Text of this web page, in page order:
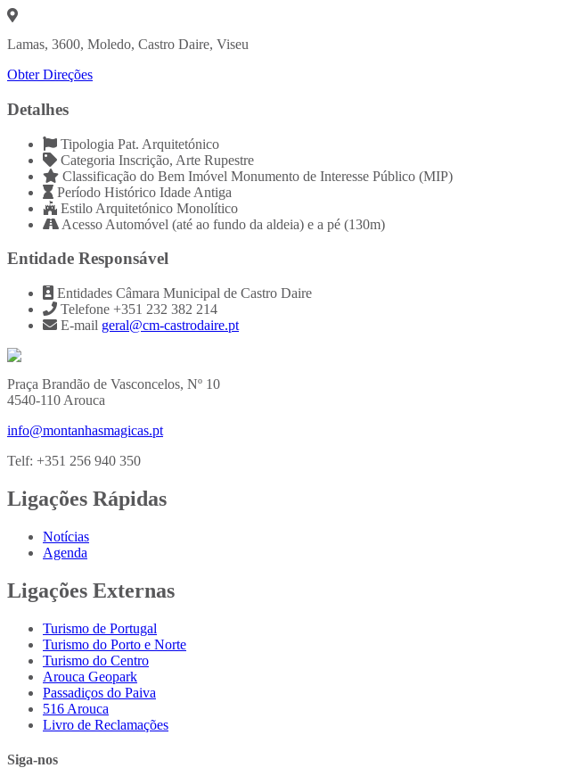
Lamas, 3600, Moledo, Castro Daire, Viseu
Obter Direções
Detalhes
Tipologia Pat. Arquitetónico
Categoria Inscrição, Arte Rupestre
Classificação do Bem Imóvel Monumento de Interesse Público (MIP)
Período Histórico Idade Antiga
Estilo Arquitetónico Monolítico
Acesso Automóvel (até ao fundo da aldeia) e a pé (130m)
Entidade Responsável
Entidades Câmara Municipal de Castro Daire
Telefone +351 232 382 214
E-mail geral@cm-castrodaire.pt
Praça Brandão de Vasconcelos, Nº 10
4540-110 Arouca
info@montanhasmagicas.pt
Telf: +351 256 940 350
Ligações Rápidas
Notícias
Agenda
Ligações Externas
Turismo de Portugal
Turismo do Porto e Norte
Turismo do Centro
Arouca Geopark
Passadiços do Paiva
516 Arouca
Livro de Reclamações
Siga-nos